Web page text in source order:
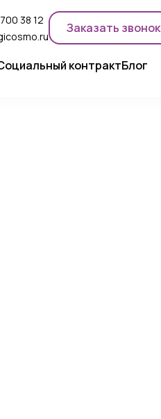
38 12
Заказать звонок
контрактБлог